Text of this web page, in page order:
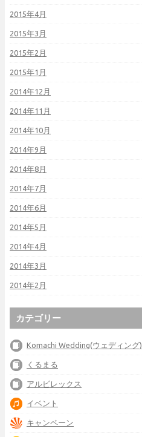
2015年4月
2015年3月
2015年2月
2015年1月
2014年12月
2014年11月
2014年10月
2014年9月
2014年8月
2014年7月
2014年6月
2014年5月
2014年4月
2014年3月
2014年2月
カテゴリー
Komachi Wedding(ウェディング)
くるまる
アルビレックス
イベント
キャンペーン